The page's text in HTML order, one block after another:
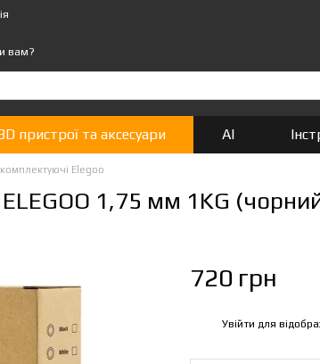
вам?
пристрої та аксесуари AI
Elegoo
1,75 мм 1KG
720 грн
Увійти для